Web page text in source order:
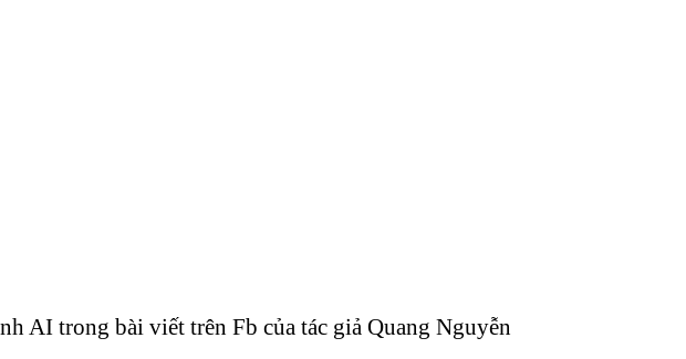
AI trong bài viết trên Fb của tác giả Quang Nguyễn